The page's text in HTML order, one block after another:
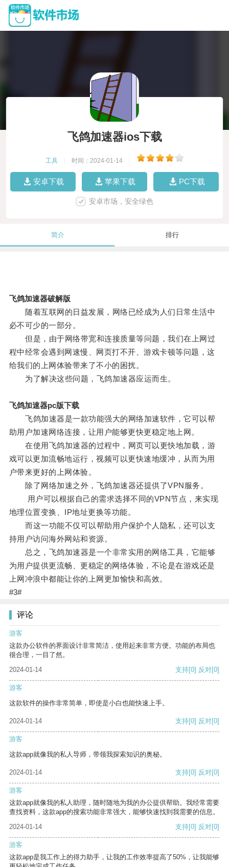
飞鸽加速器ios下载
工具 时间：2024-01-14
安卓下载 苹果下载 PC下载
安卓市场，安全绿色
简介 排行
飞鸽加速器破解版
随着互联网的日益发展，网络已经成为人们日常生活中
必不可少的一部分。
但是，由于网络带宽和连接质量等问题，我们在上网过
程中经常会遇到网速慢、网页打不开、游戏卡顿等问题，这
给我们的上网体验带来了不小的困扰。
为了解决这些问题，飞鸽加速器应运而生。
飞鸽加速器pc版下载
飞鸽加速器是一款功能强大的网络加速软件，它可以帮
助用户加速网络连接，让用户能够更快更稳定地上网。
在使用飞鸽加速器的过程中，网页可以更快地加载，游
戏可以更加流畅地运行，视频可以更快速地缓冲，从而为用
户带来更好的上网体验。
除了网络加速之外，飞鸽加速器还提供了VPN服务。
用户可以根据自己的需求选择不同的VPN节点，来实现
地理位置变换、IP地址更换等功能。
而这一功能不仅可以帮助用户保护个人隐私，还可以支
持用户访问海外网站和资源。
总之，飞鸽加速器是一个非常实用的网络工具，它能够
为用户提供更流畅、更稳定的网络体验，不论是在游戏还是
上网冲浪中都能让你的上网更加愉快和高效。
#3#
评论
游客
这款办公软件的界面设计非常简洁，使用起来非常方便。功能的布局也
很合理，一目了然。
2024-01-14
支持[0] 反对[0]
游客
这款软件的操作非常简单，即使是小白也能快速上手。
2024-01-14 支持[0] 反对[0]
游客
这款app就像我的私人导师，带领我探索知识的奥秘。
2024-01-14 支持[0] 反对[0]
游客
这款app就像我的私人助理，随时随地为我的办公提供帮助。我经常需要
查找资料，这款app的搜索功能非常强大，能够快速找到我需要的信息。
2024-01-14
支持[0] 反对[0]
游客
这款app是我工作上的得力助手，让我的工作效率提高了50%，让我能够